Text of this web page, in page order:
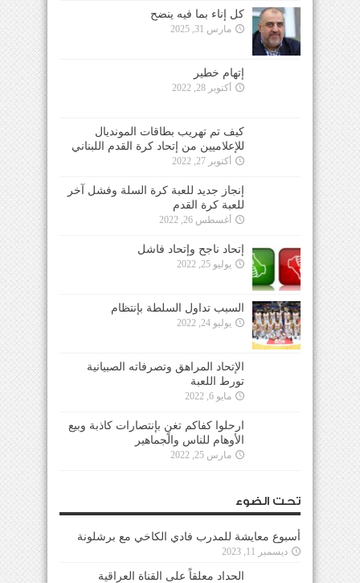
كل إناء بما فيه ينضح
مارس 31, 2025
إتهام خطير
أكتوبر 28, 2022
كيف تم تهريب بطاقات المونديال
للإعلاميين من إتحاد كرة القدم اللبناني
أكتوبر 27, 2022
إنجاز جديد للعبة كرة السلة وفشل آخر
للعبة كرة القدم
أغسطس 26, 2022
إتحاد ناجح وإتحاد فاشل
يوليو 25, 2022
السبب تداول السلطة بإنتظام
يوليو 24, 2022
الإتحاد المراهق وتصرفاته الصبيانية
تورط اللعبة
مايو 6, 2022
ارحلوا كفاكم تغنٍ بإنتصارات كاذبة وبيع
الأوهام للناس والجماهير
مارس 25, 2022
تحت الضوء
أسبوع معايشة للمدرب فادي الكاخي مع برشلونة
ديسمبر 11, 2023
الحداد معلقاً على القناة العراقية